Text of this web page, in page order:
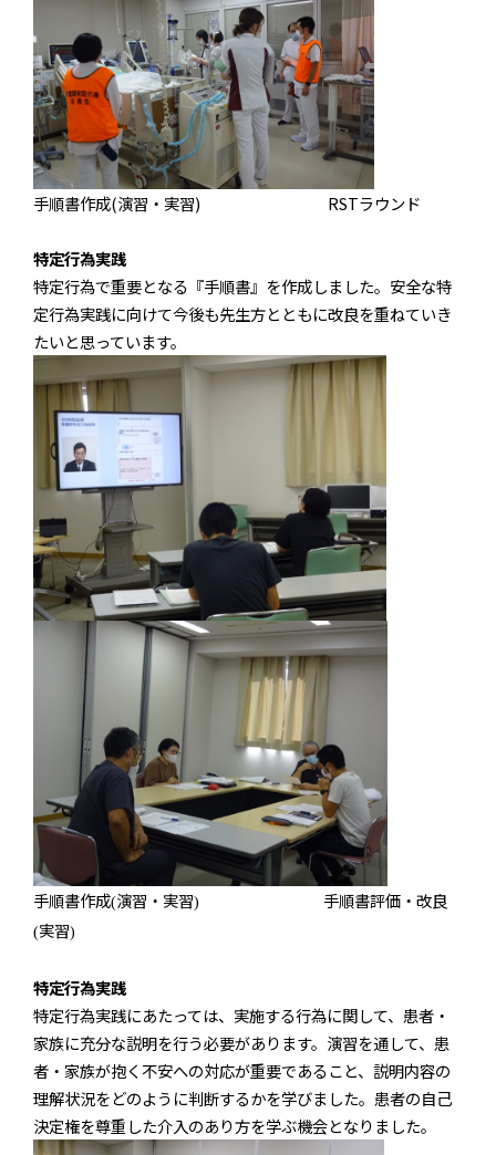
手順書作成(演習・実習) RSTラウンド
特定行為実践
特定行為で重要となる『手順書』を作成しました。安全な特
定行為実践に向けて今後も先生方とともに改良を重ねていき
たいと思っています。
手順書作成(演習・実習) 手順書評価・改良
(実習)
特定行為実践
特定行為実践にあたっては、実施する行為に関して、患者・
家族に充分な説明を行う必要があります。演習を通して、患
者・家族が抱く不安への対応が重要であること、説明内容の
理解状況をどのように判断するかを学びました。患者の自己
決定権を尊重した介入のあり方を学ぶ機会となりました。